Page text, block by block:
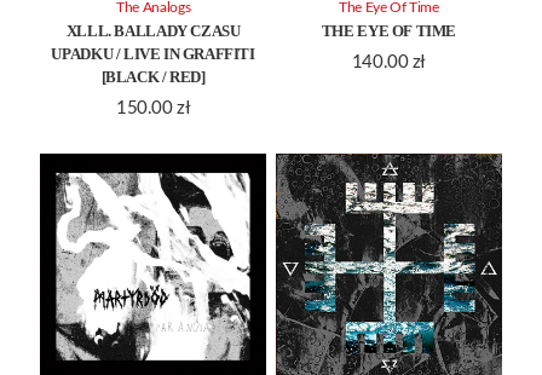
XLLL. BALLADY CZASU
UPADKU / LIVE IN GRAFFITI
[BLACK / RED]
150.00 zł
The Analogs
THE EYE OF TIME
140.00 zł
The Eye Of Time